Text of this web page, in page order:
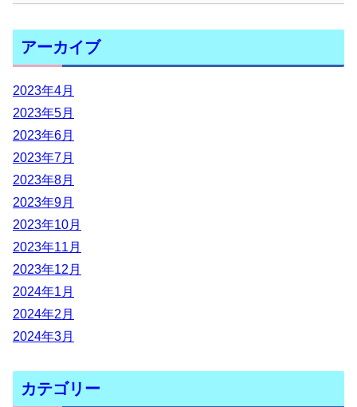
アーカイブ
2023年4月
2023年5月
2023年6月
2023年7月
2023年8月
2023年9月
2023年10月
2023年11月
2023年12月
2024年1月
2024年2月
2024年3月
カテゴリー